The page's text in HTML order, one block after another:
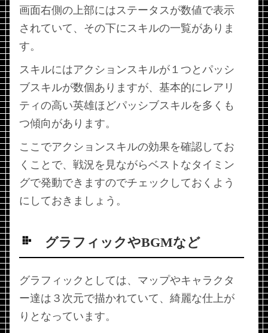
画面右側の上部にはステータスが数値で表示
されていて、その下にスキルの一覧がありま
す。
スキルにはアクションスキルが１つとパッシ
ブスキルが数個ありますが、基本的にレアリ
ティの高い英雄ほどパッシブスキルを多くも
つ傾向があります。
ここでアクションスキルの効果を確認してお
くことで、戦況を見ながらベストなタイミン
グで発動できますのでチェックしておくよう
にしておきましょう。
グラフィックやBGMなど
グラフィックとしては、マップやキャラクタ
ー達は３次元で描かれていて、綺麗な仕上が
りとなっています。